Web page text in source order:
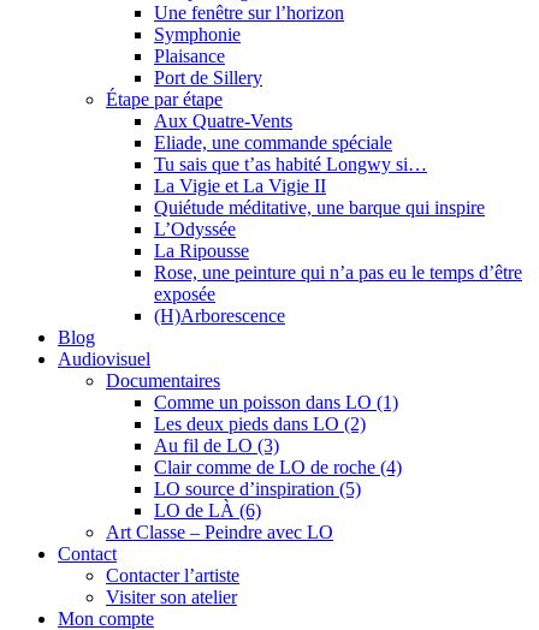
Une fenêtre sur l’horizon
Symphonie
Plaisance
Port de Sillery
Étape par étape
Aux Quatre-Vents
Eliade, une commande spéciale
Tu sais que t’as habité Longwy si…
La Vigie et La Vigie II
Quiétude méditative, une barque qui inspire
L’Odyssée
La Ripousse
Rose, une peinture qui n’a pas eu le temps d’être
exposée
(H)Arborescence
Blog
Audiovisuel
Documentaires
Comme un poisson dans LO (1)
Les deux pieds dans LO (2)
Au fil de LO (3)
Clair comme de LO de roche (4)
LO source d’inspiration (5)
LO de LÀ (6)
Art Classe – Peindre avec LO
Contact
Contacter l’artiste
Visiter son atelier
Mon compte